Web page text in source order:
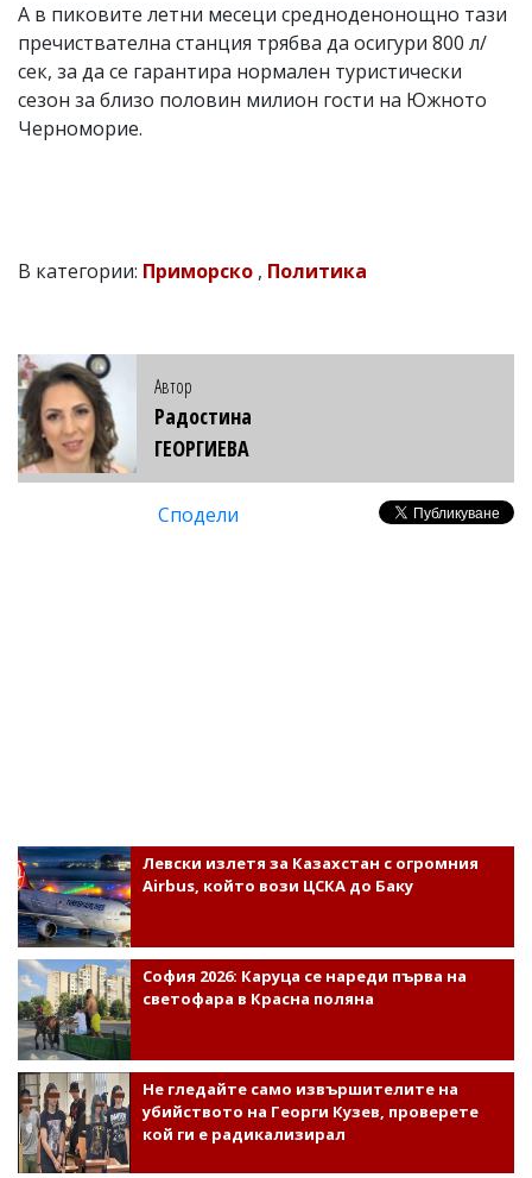
А в пиковите летни месеци средноденонощно тази
пречиствателна станция трябва да осигури 800 л/
сек, за да се гарантира нормален туристически
сезон за близо половин милион гости на Южното
Черноморие.
В категории: Приморско , Политика
Автор
Радостина
ГЕОРГИЕВА
Сподели
Левски излетя за Казахстан с огромния
Airbus, който вози ЦСКА до Баку
София 2026: Каруца се нареди първа на
светофара в Красна поляна
Не гледайте само извършителите на
убийството на Георги Кузев, проверете
кой ги е радикализирал